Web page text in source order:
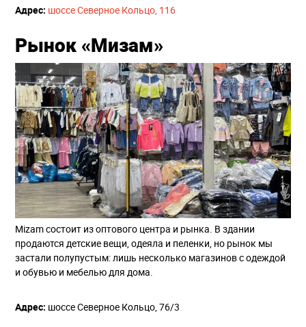
​Адрес: шоссе Северное Кольцо, 116
Рынок «Мизам»
Mizam состоит из оптового центра и рынка. В здании
продаются детские вещи, одеяла и пеленки, но рынок мы
застали полупустым: лишь несколько магазинов с одеждой
и обувью и мебелью для дома.
Адрес: шоссе Северное Кольцо, 76/3